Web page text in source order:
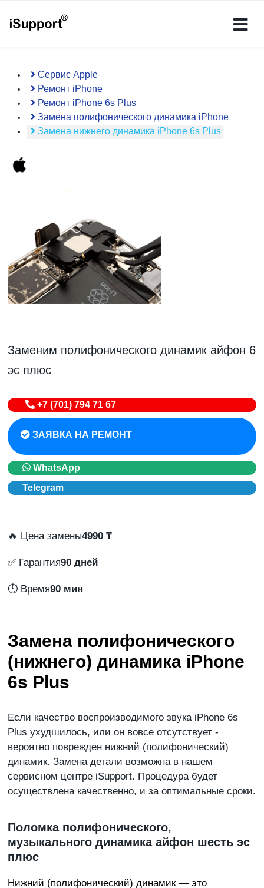
Сервис Apple
Ремонт iPhone
Ремонт iPhone 6s Plus
Замена полифонического динамика iPhone
Замена нижнего динамика iPhone 6s Plus
Заменим полифонического динамик айфон 6
эс плюс
+7 (701) 794 71 67
ЗАЯВКА НА РЕМОНТ
WhatsApp
Telegram
🔥 Цена замены4990 ₸
✅ Гарантия90 дней
⏱️ Время90 мин
Замена полифонического
(нижнего) динамика iPhone
6s Plus
Если качество воспроизводимого звука iPhone 6s
Plus ухудшилось, или он вовсе отсутствует -
вероятно поврежден нижний (полифонический)
динамик. Замена детали возможна в нашем
сервисном центре iSupport. Процедура будет
осуществлена качественно, и за оптимальные сроки.
Поломка полифонического,
музыкального динамика айфон шесть эс
плюс
Нижний (полифонический) динамик — это